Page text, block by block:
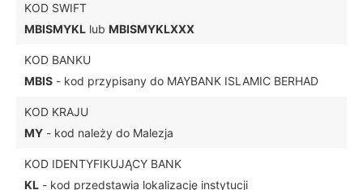
KOD SWIFT
MBISMYKL lub MBISMYKLXXX
KOD BANKU
MBIS - kod przypisany do MAYBANK ISLAMIC BERHAD
KOD KRAJU
MY - kod należy do Malezja
KOD IDENTYFIKUJĄCY BANK
KL - kod przedstawia lokalizację instytucji